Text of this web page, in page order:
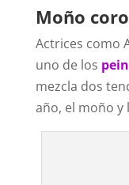
Moño
Actrices como
uno de los
mezcla dos
año, el moño y